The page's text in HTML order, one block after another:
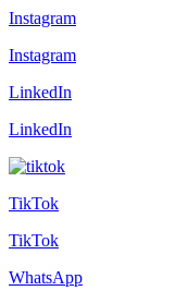
Instagram
Instagram
LinkedIn
LinkedIn
TikTok
TikTok
WhatsApp